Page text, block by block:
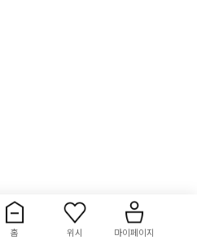
홈 위시 마이페이지